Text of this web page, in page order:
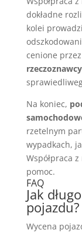
dokładne
kolei
cenione
Na koniec,
rzetelnym
wypadkach,
Współpraca
pomoc.
FAQ
Jak
pojazdu?
Wycena